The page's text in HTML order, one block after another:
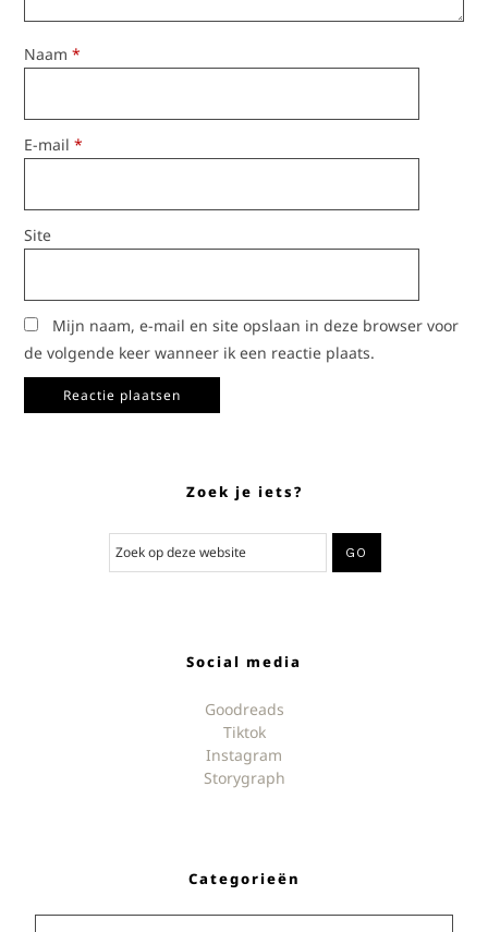
Naam*
E-mail*
Site
Mijn naam, e-mail en site opslaan in deze browser voor
de volgende keer wanneer ik een reactie plaats.
Zoek je iets?
Social media
Goodreads
Tiktok
Instagram
Storygraph
Categorieën